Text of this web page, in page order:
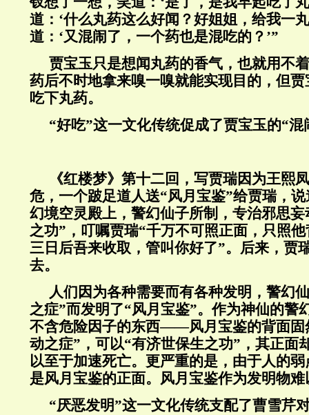
道：‘什么丸药这么好闻？好姐姐，给我一
道：‘又混闹了，一个药也是混吃的？’”
贾宝玉只是想闻丸药的香气，也就用不
药后不时地拿来嗅一嗅就能实现目的，但
吃下丸药。
“好吃”这一文化传统促成了贾宝玉的“混
《红楼梦》第十二回，写贾瑞因为王熙
危，一个跛足道人送“风月宝鉴”给贾瑞，
幻境空灵殿上，警幻仙子所制，专治邪思
之功”，叮嘱贾瑞“千万不可照正面，只照
三日后吾来收取，管叫你好了”。后来，贾
去。
人们因为各种需要而有各种发明，警幻
之症”而发明了“风月宝鉴”。作为神仙的警
不含危险因子的东西——风月宝鉴的背面固
动之症”，可以“有济世保生之功”，其正面
以至于加速死亡。更严重的是，由于人的
是风月宝鉴的正面。风月宝鉴作为发明物
“厌恶发明”这一文化传统支配了曹雪芹